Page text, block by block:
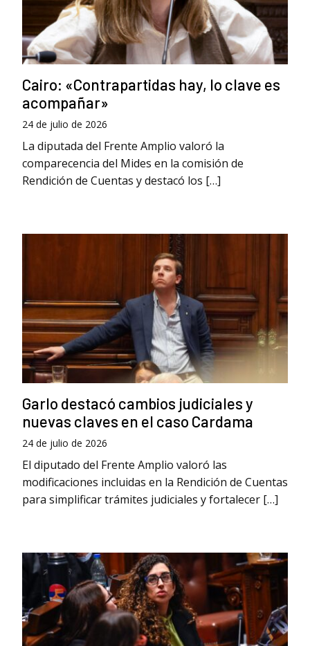
Cairo: «Contrapartidas hay, lo clave es
acompañar»
24 de julio de 2026
La diputada del Frente Amplio valoró la
comparecencia del Mides en la comisión de
Rendición de Cuentas y destacó los […]
Garlo destacó cambios judiciales y
nuevas claves en el caso Cardama
24 de julio de 2026
El diputado del Frente Amplio valoró las
modificaciones incluidas en la Rendición de Cuentas
para simplificar trámites judiciales y fortalecer […]